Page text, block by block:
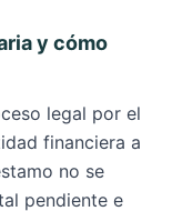
y cómo
legal por el
financiera a
no se
pendiente e